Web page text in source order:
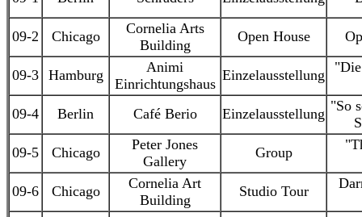
09-2 Chicago
Cornelia Arts
Building
Open House
09-3 Hamburg
Animi
Einrichtungshaus
Einzelausstellung
09-4 Berlin Café Berio Einzelausstellung "So
09-5
Chicago
Peter Jones
Gallery
Group
09-6 Chicago
Cornelia Art
Building
Studio Tour